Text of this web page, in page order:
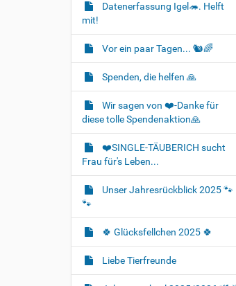
Datenerfassung Igel🦔. Helft
mit!
Vor ein paar Tagen... 🐿🌈
Spenden, die helfen 🙏
Wir sagen von ❤️-Danke für
diese tolle Spendenaktion🙏
❤️SINGLE-TÄUBERICH sucht
Frau für's Leben...
Unser Jahresrückblick 2025 🐾
🐾
🍀 Glücksfellchen 2025 🍀
Liebe Tierfreunde